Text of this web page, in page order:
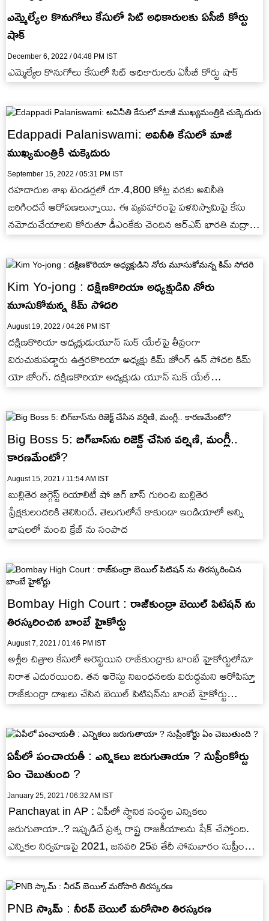
ఎమ్మెల్యేల కొనుగోలు కేసులో సిట్ అధికారులకు ఏసీబీ కోర్టు
షాక్
December 6, 2022 / 04:48 PM IST
ఎమ్మెల్యేల కొనుగోలు కేసులో సిట్ అధికారులకు ఏసీబీ కోర్టు షాక్
Edappadi Palaniswami: అవినీతి కేసులో మాజీ
ముఖ్యమంత్రికి చుక్కెదురు
September 15, 2022 / 05:31 PM IST
రహదారుల శాఖ టెండర్లలో రూ.4,800 కోట్ల వరకు అవినీతి
జరిగిందనే ఆరోపణలున్నాయి. ఈ వ్యవహారంపై పళనిస్వామిపై కేసు
నమోదుచేయాలని కోరుతూ డీఎంకేకు చెందిన ఆర్‌ఎస్‌ భారతి మద్రాసు
Kim Yo-jong : దక్షిణకొరియా అధ్యక్షుడిని నోరు
మూసుకోమన్న కిమ్ సోదరి
August 19, 2022 / 04:26 PM IST
దక్షిణకొరియా అధ్యక్షుడుయూన్‌ సుక్‌ యేల్‌పై తీవ్రంగా
విరుచుకుపడ్డారు ఉత్తరకొరియా అధ్యక్షు కిమ్ జోంగ్ ఉన్ సోదరి కిమ్
యో జోంగ్. దక్షిణకొరియా అధ్యక్షుడు యూన్‌ సుక్‌ యేల్‌
Big Boss 5: బిగ్‌బాస్‌ను రిజెక్ట్ చేసిన వర్షిణి, మంగ్లీ..
కారణమేంటో?
August 15, 2021 / 11:54 AM IST
బుల్లితెర బిగ్గెస్ట్ రియాలిటీ షో బిగ్ బాస్ గురించి బుల్లితెర
ప్రేక్షకులందరికి తెలిసిందే. తెలుగులోనే కాకుండా ఇండియాలో అన్ని
భాషలలో మంచి క్రేజ్ ను సంపాద
Bombay High Court : రాజ్‌కుంద్రా బెయిల్ పిటిషన్ ను
తిరస్కరించిన బాంబే హైకోర్టు
August 7, 2021 / 01:46 PM IST
అశ్లీల చిత్రాల కేసులో అరెస్టయిన రాజ్‌కుంద్రాకు బాంబే హైకోర్టులోనూ
నిరాశ ఎదురయింది. తన అరెస్టు నిబంధనలకు విరుద్ధమని ఆరోపిస్తూ
రాజ్‌కుంద్రా దాఖలు చేసిన బెయిల్ పిటిషన్‌ను బాంబే హైకోర్టు
ఏపీలో పంచాయతీ : ఎన్నికలు జరుగుతాయా ? సుప్రీంకోర్టు
ఏం చెబుతుంది ?
January 25, 2021 / 06:32 AM IST
Panchayat in AP : ఏపీలో స్థానిక సంస్థల ఎన్నికలు
జరుగుతాయా..? ఇప్పుడిదే ప్రశ్న రాష్ట్ర రాజకీయాలను షేక్‌ చేస్తోంది.
ఎన్నికల నిర్వహణపై 2021, జనవరి 25వ తేదీ సోమవారం సుప్రీం
PNB స్కామ్ : నీరవ్ బెయిల్ మరోసారి తిరస్కరణ